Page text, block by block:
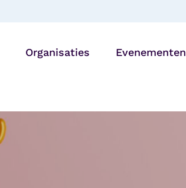
Organisaties Evenementen